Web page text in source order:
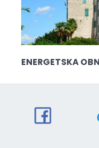
ENERGETSKA